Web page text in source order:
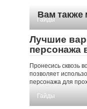
Вам также
Гайды
Лучшие
персонажа
Пронесись сквозь
позволяет
персонажа для
Гайды